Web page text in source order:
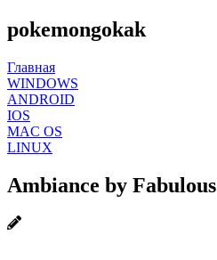
pokemongokak
Главная
WINDOWS
ANDROID
IOS
MAC OS
LINUX
Ambiance by Fabulous